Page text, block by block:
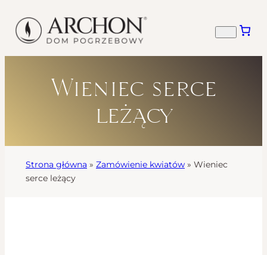
Wieniec serce
leżący
Strona główna » Zamówienie kwiatów » Wieniec
serce leżący